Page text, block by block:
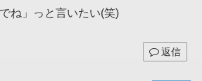
ね」っと言いたい(笑)
返信